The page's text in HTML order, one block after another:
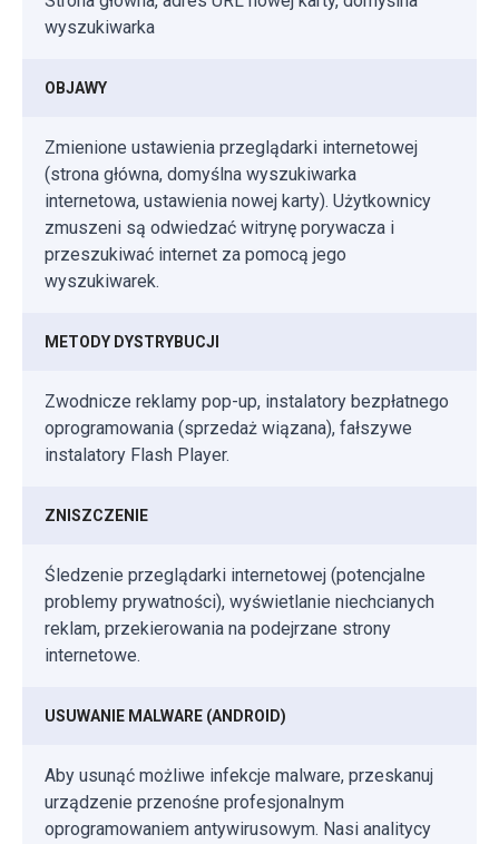
wyszukiwarka
OBJAWY
Zmienione ustawienia przeglądarki internetowej
(strona główna, domyślna wyszukiwarka
internetowa, ustawienia nowej karty). Użytkownicy
zmuszeni są odwiedzać witrynę porywacza i
przeszukiwać internet za pomocą jego
wyszukiwarek.
METODY DYSTRYBUCJI
Zwodnicze reklamy pop-up, instalatory bezpłatnego
oprogramowania (sprzedaż wiązana), fałszywe
instalatory Flash Player.
ZNISZCZENIE
Śledzenie przeglądarki internetowej (potencjalne
problemy prywatności), wyświetlanie niechcianych
reklam, przekierowania na podejrzane strony
internetowe.
USUWANIE MALWARE (ANDROID)
Aby usunąć możliwe infekcje malware, przeskanuj
urządzenie przenośne profesjonalnym
oprogramowaniem antywirusowym. Nasi analitycy